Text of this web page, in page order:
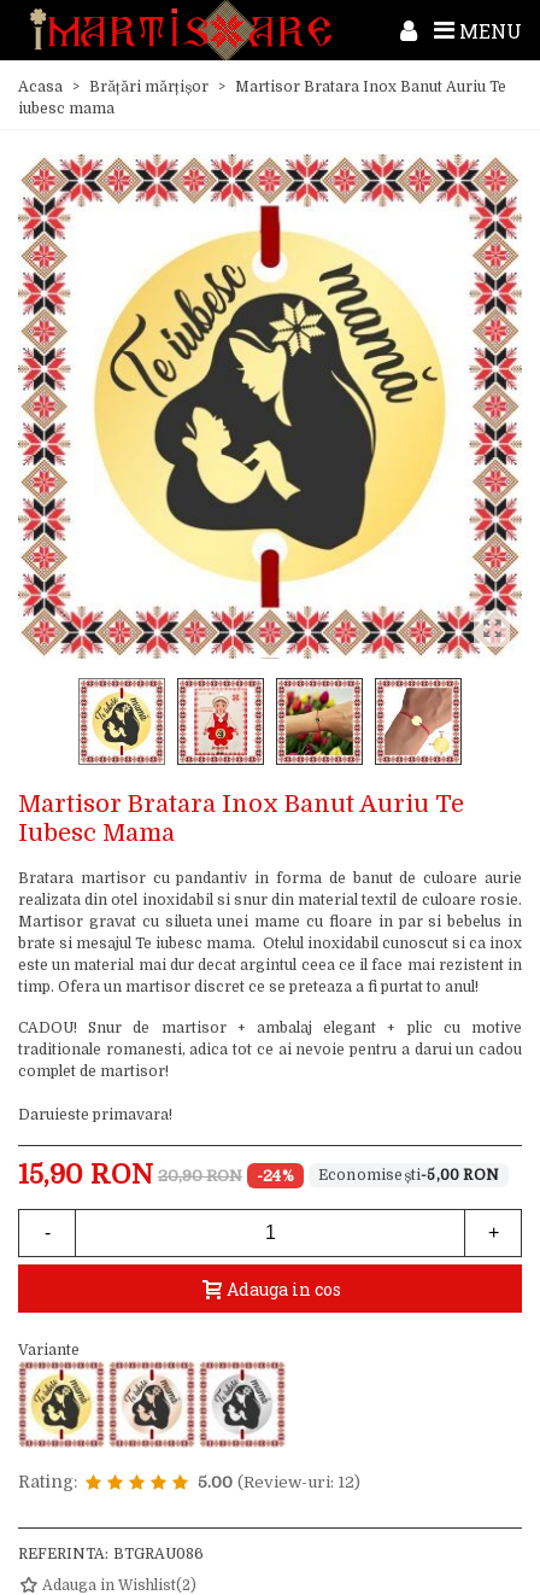
MENU
Acasa > Brățări mărțișor > Martisor Bratara Inox Banut Auriu Te
iubesc mama
Martisor Bratara Inox Banut Auriu Te
Iubesc Mama
Bratara martisor cu pandantiv in forma de banut de culoare aurie
realizata din otel inoxidabil si snur din material textil de culoare rosie.
Martisor gravat cu silueta unei mame cu floare in par si bebelus in
brate si mesajul Te iubesc mama. Otelul inoxidabil cunoscut si ca inox
este un material mai dur decat argintul ceea ce il face mai rezistent in
timp. Ofera un martisor discret ce se preteaza a fi purtat to anul!
CADOU! Snur de martisor + ambalaj elegant + plic cu motive
traditionale romanesti, adica tot ce ai nevoie pentru a darui un cadou
complet de martisor!
Daruieste primavara!
15,90 RON 20,90 RON -24% -5,00 RON
- +
Adauga in cos
Variante
Rating: 5.00 (Review-uri: 12)
REFERINTA: BTGRAU086
Adauga in Wishlist(2 )